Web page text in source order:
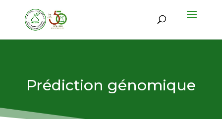
Prédiction génomique